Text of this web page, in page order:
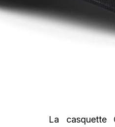
La casquette